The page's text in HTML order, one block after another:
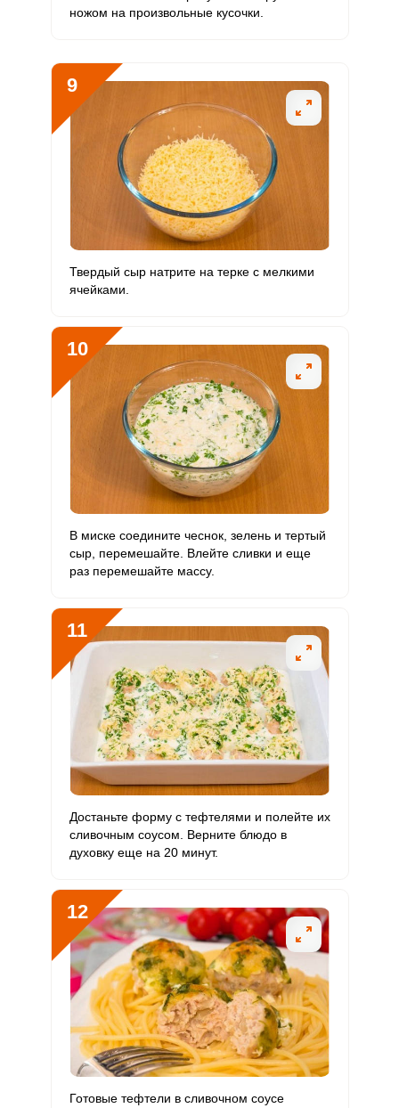
ножом на произвольные кусочки.
9
Твердый сыр натрите на терке с мелкими
ячейками.
10
В миске соедините чеснок, зелень и тертый
сыр, перемешайте. Влейте сливки и еще
раз перемешайте массу.
11
Достаньте форму с тефтелями и полейте их
сливочным соусом. Верните блюдо в
духовку еще на 20 минут.
12
Готовые тефтели в сливочном соусе